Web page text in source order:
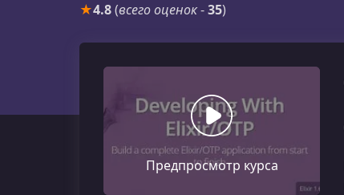
★4.8(всего оценок-35)
Предпросмотр курса